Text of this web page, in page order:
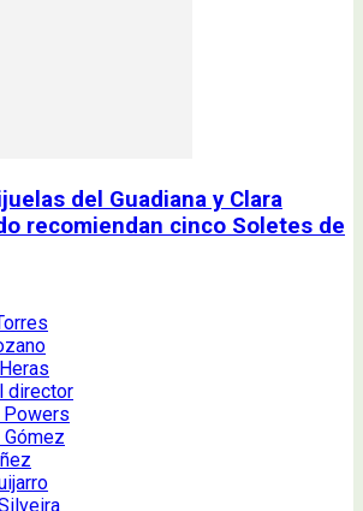
del Guadiana y Clara
recomiendan cinco Soletes de
director
Powers
Gómez